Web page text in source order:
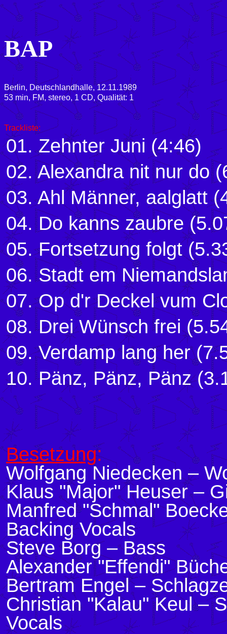
BAP
Berlin, Deutschlandhalle, 12.11.1989
53 min, FM, stereo, 1 CD, Qualität: 1
Trackliste:
01. Zehnter Juni (4:46)
02. Alexandra nit nur do
03. Ahl Männer, aalglatt
04. Do kanns zaubre
05. Fortsetzung folgt
06. Stadt em
07. Op d'r Deckel vum
08. Drei Wünsch frei
09. Verdamp lang her
10. Pänz, Pänz, Pänz
Besetzung:
Wolfgang Niedecken –
Klaus "Major" Heuser –
Manfred "Schmal"
Backing Vocals
Steve Borg – Bass
Alexander "Effendi"
Bertram Engel–
Christian "Kalau" Keul –
Vocals